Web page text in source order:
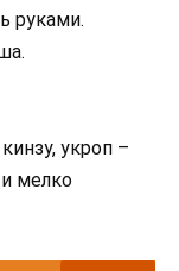
руками.
укроп –
мелко